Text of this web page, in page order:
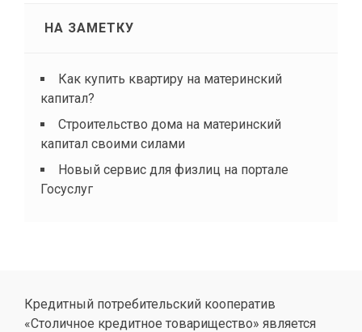
НА ЗАМЕТКУ
Как купить квартиру на материнский
капитал?
Строительство дома на материнский
капитал своими силами
Новый сервис для физлиц на портале
Госуслуг
Кредитный потребительский кооператив
«Столичное кредитное товарищество» является